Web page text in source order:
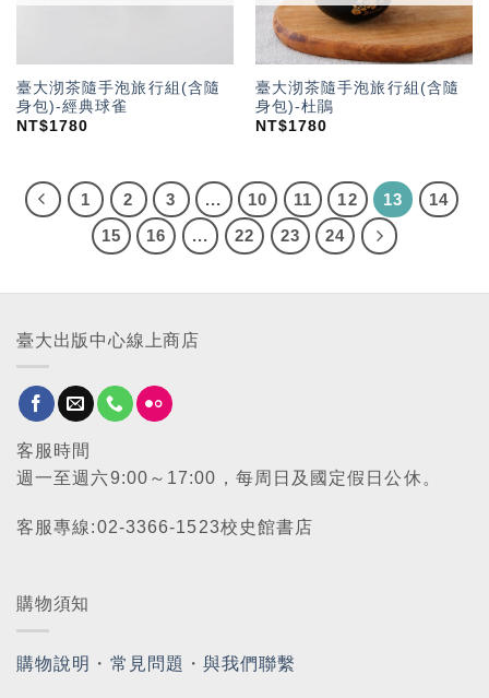
臺大沏茶隨手泡旅行組(含隨
身包)-經典球雀
NT$1780
臺大沏茶隨手泡旅行組(含隨
身包)-杜鵑
NT$1780
1 2 3 ... 10 11 12 13
14
15
16 ... 22 23 24
臺大出版中心線上商店
客服時間
週一至週六9:00～17:00，每周日及國定假日公休。
客服專線:02-3366-1523校史館書店
購物須知
購物說明 ・ 常見問題 ・與我們聯繫